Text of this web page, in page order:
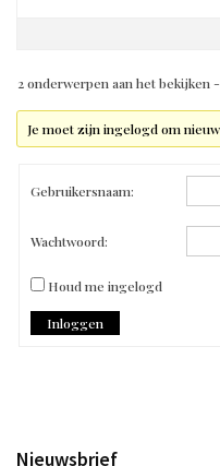
2 onderwerpen aan het bekijken -
Je moet zijn ingelogd om
Gebruikersnaam:
Wachtwoord:
Houd me ingelogd
Inloggen
Nieuwsbrief